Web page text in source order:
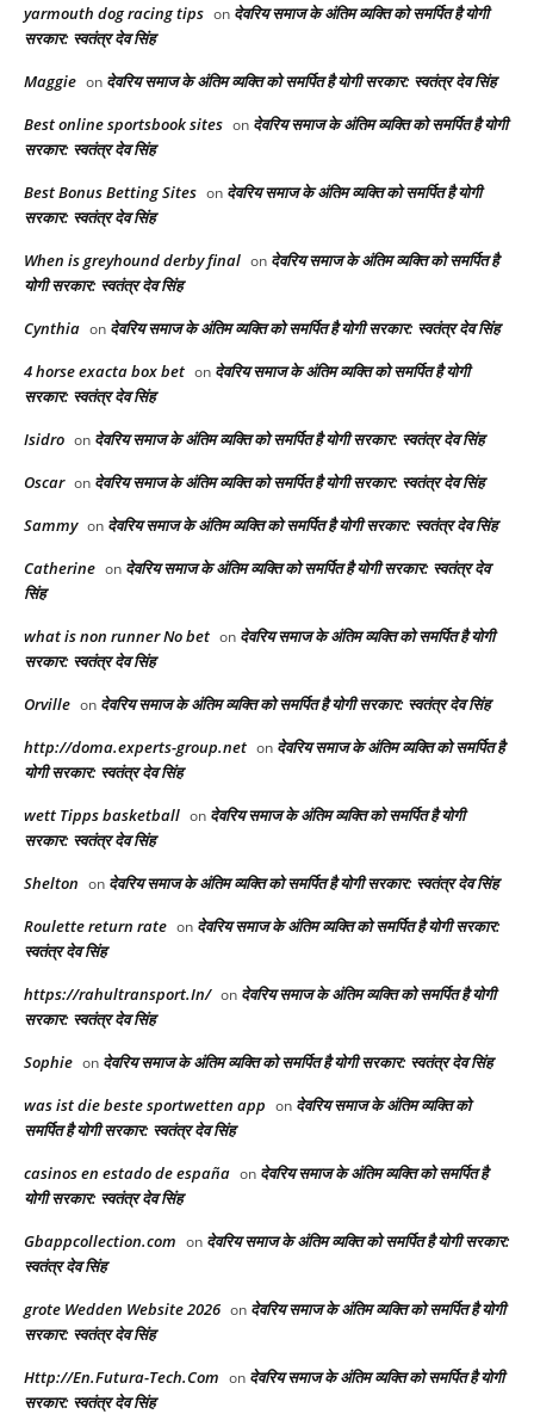
yarmouth dog racing tips​ on देवरिय समाज के अंतिम व्यक्ति को समर्पित है योगी
सरकार: स्वतंत्र देव सिंह
Maggie on देवरिय समाज के अंतिम व्यक्ति को समर्पित है योगी सरकार: स्वतंत्र देव सिंह
Best online sportsbook sites on देवरिय समाज के अंतिम व्यक्ति को समर्पित है योगी
सरकार: स्वतंत्र देव सिंह
Best Bonus Betting Sites on देवरिय समाज के अंतिम व्यक्ति को समर्पित है योगी
सरकार: स्वतंत्र देव सिंह
When is greyhound derby final​ on देवरिय समाज के अंतिम व्यक्ति को समर्पित है
योगी सरकार: स्वतंत्र देव सिंह
Cynthia on देवरिय समाज के अंतिम व्यक्ति को समर्पित है योगी सरकार: स्वतंत्र देव सिंह
4 horse exacta box bet​ on देवरिय समाज के अंतिम व्यक्ति को समर्पित है योगी
सरकार: स्वतंत्र देव सिंह
Isidro on देवरिय समाज के अंतिम व्यक्ति को समर्पित है योगी सरकार: स्वतंत्र देव सिंह
Oscar on देवरिय समाज के अंतिम व्यक्ति को समर्पित है योगी सरकार: स्वतंत्र देव सिंह
Sammy on देवरिय समाज के अंतिम व्यक्ति को समर्पित है योगी सरकार: स्वतंत्र देव सिंह
Catherine on देवरिय समाज के अंतिम व्यक्ति को समर्पित है योगी सरकार: स्वतंत्र देव
सिंह
what is non runner No bet​ on देवरिय समाज के अंतिम व्यक्ति को समर्पित है योगी
सरकार: स्वतंत्र देव सिंह
Orville on देवरिय समाज के अंतिम व्यक्ति को समर्पित है योगी सरकार: स्वतंत्र देव सिंह
http://doma.experts-group.net on देवरिय समाज के अंतिम व्यक्ति को समर्पित है
योगी सरकार: स्वतंत्र देव सिंह
wett Tipps basketball on देवरिय समाज के अंतिम व्यक्ति को समर्पित है योगी
सरकार: स्वतंत्र देव सिंह
Shelton on देवरिय समाज के अंतिम व्यक्ति को समर्पित है योगी सरकार: स्वतंत्र देव सिंह
Roulette return rate on देवरिय समाज के अंतिम व्यक्ति को समर्पित है योगी सरकार:
स्वतंत्र देव सिंह
https://rahultransport.In/ on देवरिय समाज के अंतिम व्यक्ति को समर्पित है योगी
सरकार: स्वतंत्र देव सिंह
Sophie on देवरिय समाज के अंतिम व्यक्ति को समर्पित है योगी सरकार: स्वतंत्र देव सिंह
was ist die beste sportwetten app on देवरिय समाज के अंतिम व्यक्ति को
समर्पित है योगी सरकार: स्वतंत्र देव सिंह
casinos en estado de españa on देवरिय समाज के अंतिम व्यक्ति को समर्पित है
योगी सरकार: स्वतंत्र देव सिंह
Gbappcollection.com on देवरिय समाज के अंतिम व्यक्ति को समर्पित है योगी सरकार:
स्वतंत्र देव सिंह
grote Wedden Website 2026 on देवरिय समाज के अंतिम व्यक्ति को समर्पित है योगी
सरकार: स्वतंत्र देव सिंह
Http://En.Futura-Tech.Com on देवरिय समाज के अंतिम व्यक्ति को समर्पित है योगी
सरकार: स्वतंत्र देव सिंह